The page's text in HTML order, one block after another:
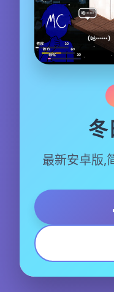
冬
最新安卓版,